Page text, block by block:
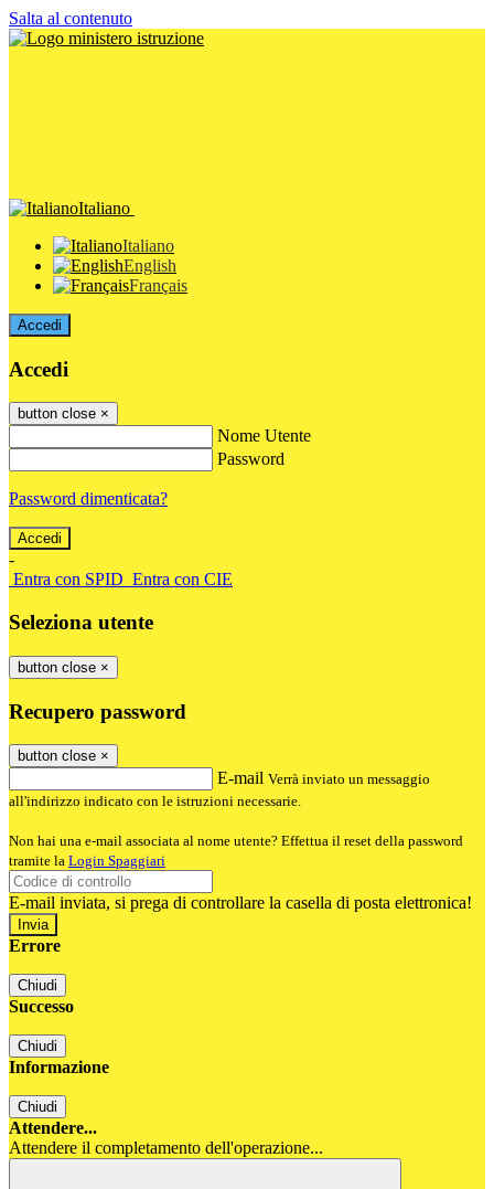
Salta al contenuto
Italiano
Italiano
English
Français
Accedi
Accedi
button close ×
Nome Utente
Password
Password dimenticata?
-
Entra con SPID Entra con CIE
Seleziona utente
button close ×
Recupero password
button close ×
E-mail Verrà inviato un messaggio
all'indirizzo indicato con le istruzioni necessarie.
Non hai una e-mail associata al nome utente? Effettua il reset della password
tramite la Login Spaggiari
E-mail inviata, si prega di controllare la casella di posta elettronica!
Errore
Chiudi
Successo
Chiudi
Informazione
Chiudi
Attendere...
Attendere il completamento dell'operazione...